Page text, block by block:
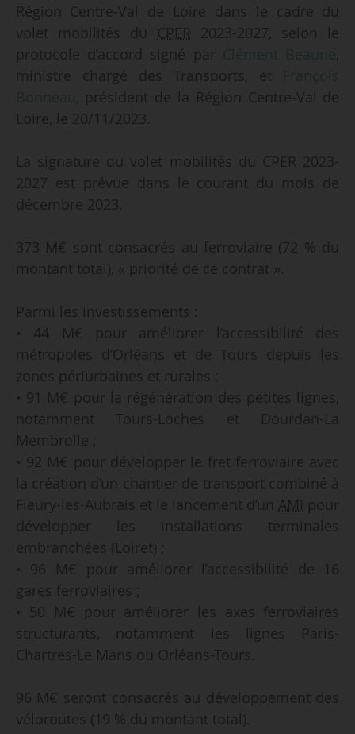
Région Centre-Val de Loire dans le cadre du
volet mobilités du CPER 2023-2027, selon le
protocole d’accord signé par Clément Beaune,
ministre chargé des Transports, et François
Bonneau, président de la Région Centre-Val de
Loire, le 20/11/2023.
La signature du volet mobilités du CPER 2023-
2027 est prévue dans le courant du mois de
décembre 2023.
373 M€ sont consacrés au ferroviaire (72 % du
montant total), « priorité de ce contrat ».
Parmi les investissements :
• 44 M€ pour améliorer l’accessibilité des
métropoles d’Orléans et de Tours depuis les
zones périurbaines et rurales ;
• 91 M€ pour la régénération des petites lignes,
notamment Tours-Loches et Dourdan-La
Membrolle ;
• 92 M€ pour développer le fret ferroviaire avec
la création d’un chantier de transport combiné à
Fleury-les-Aubrais et le lancement d’un AMI pour
développer les installations terminales
embranchées (Loiret) ;
• 96 M€ pour améliorer l’accessibilité de 16
gares ferroviaires ;
• 50 M€ pour améliorer les axes ferroviaires
structurants, notamment les lignes Paris-
Chartres-Le Mans ou Orléans-Tours.
96 M€ seront consacrés au développement des
véloroutes (19 % du montant total).